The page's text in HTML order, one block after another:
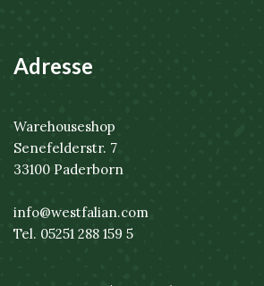
Adresse
Warehouseshop
Senefelderstr. 7
33100 Paderborn
info@westfalian.com
Tel. 05251 288 159 5